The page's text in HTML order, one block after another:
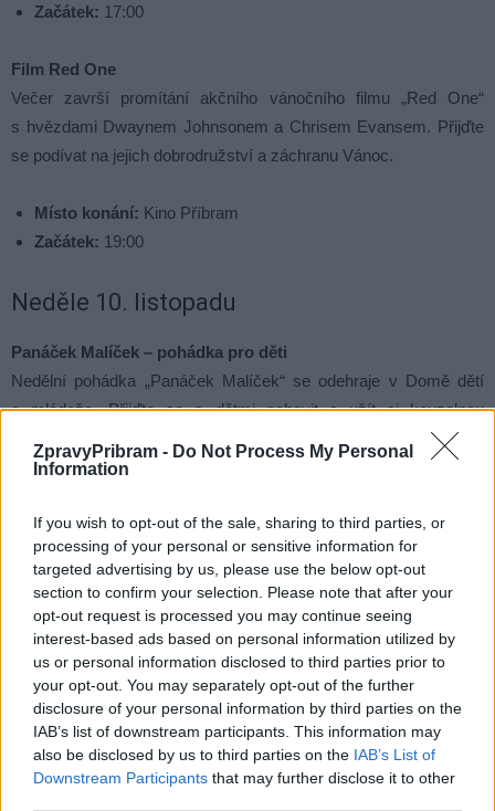
ZpravyPribram - Do Not Process My Personal
Information
If you wish to opt-out of the sale, sharing to third parties, or
processing of your personal or sensitive information for
targeted advertising by us, please use the below opt-out
section to confirm your selection. Please note that after your
opt-out request is processed you may continue seeing
interest-based ads based on personal information utilized by
us or personal information disclosed to third parties prior to
your opt-out. You may separately opt-out of the further
disclosure of your personal information by third parties on the
IAB’s list of downstream participants. This information may
also be disclosed by us to third parties on the IAB’s List of
Downstream Participants that may further disclose it to other
Začátek: 17:00
Film Red One
Večer završí promítání akčního vánočního filmu „Red One“
s hvězdami Dwaynem Johnsonem a Chrisem Evansem. Přijďte
se podívat na jejich dobrodružství a záchranu Vánoc.
Místo konání: Kino Příbram
Začátek: 19:00
Neděle 10. listopadu
Panáček Malíček – pohádka pro děti
Nedělní pohádka „Panáček Malíček“ se odehraje v Domě dětí
a mládeže. Přijďte se s dětmi pobavit a užít si kouzelnou
Začátek:16:00